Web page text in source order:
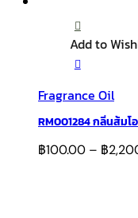
Add to
Fragrance Oil
RM001284 กลิ่นส้มโ
฿100.00 – ฿